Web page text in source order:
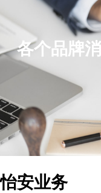
各个品牌
怡安业务